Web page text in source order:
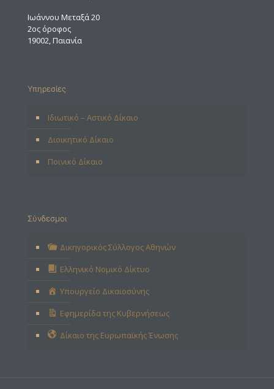
Ιωάννου Μεταξά 20
2ος όροφος
19002, Παιανία
Υπηρεσίες
Ιδιωτικό – Αστικό Δίκαιο
Διοικητικό Δίκαιο
Ποινικό Δίκαιο
Σύνδεσμοι
Δικηγορικός Σύλλογος Αθηνών
Ελληνικό Νομικό Δίκτυο
Υπουργείο Δικαιοσύνης
Εφημερίδα της Κυβερνήσεως
Δίκαιο της Ευρωπαϊκής Ένωσης